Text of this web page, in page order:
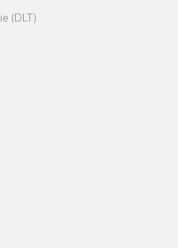
(DLT)